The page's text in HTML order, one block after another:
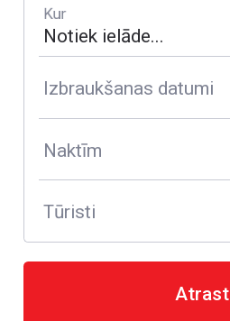
Kur
Izbraukšanas datumi
Naktīm
Tūristi
Atrast